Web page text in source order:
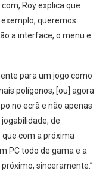
Roy explica que
queremos
a interface, o menu e
para um jogo como
polígonos, [ou] agora
no ecrã e não apenas
de
com a próxima
PC todo de gama e a
sinceramente.”